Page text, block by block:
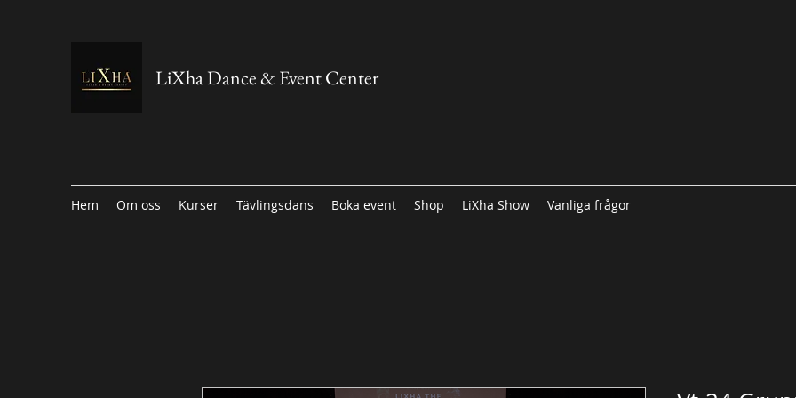
LiXha Dance & Event Center
Hem Om oss Kurser Tävlingsdans Boka event Shop LiXha Show Vanliga frågor